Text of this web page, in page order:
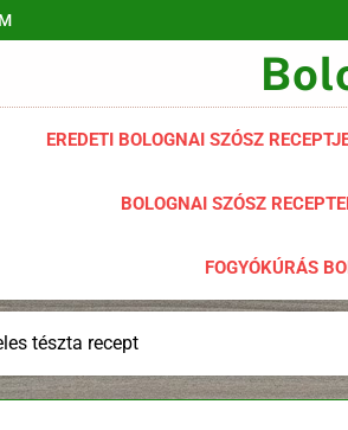
EREDETI BOLOGNAI SZÓSZ
BOLOGNAI SZÓSZ
FOGYÓKÚRÁS
tészta recept